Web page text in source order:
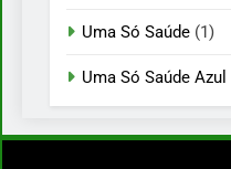
Uma Só Saúde (1)
Uma Só Saúde Azul